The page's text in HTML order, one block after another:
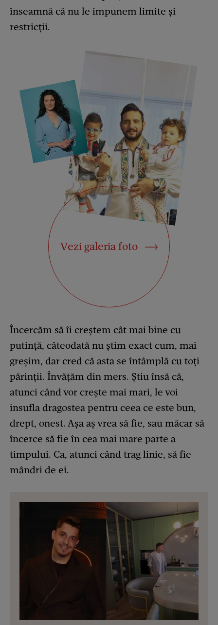
înseamnă că nu le impunem limite și
restricții.
Vezi galeria foto
Încercăm să îi creștem cât mai bine cu
putință, câteodată nu știm exact cum, mai
greșim, dar cred că asta se întâmplă cu toți
părinții. Învățăm din mers. Știu însă că,
atunci când vor crește mai mari, le voi
insufla dragostea pentru ceea ce este bun,
drept, onest. Așa aș vrea să fie, sau măcar să
încerce să fie în cea mai mare parte a
timpului. Ca, atunci când trag linie, să fie
mândri de ei.